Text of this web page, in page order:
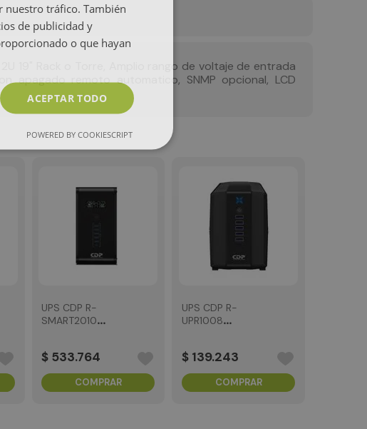
19" Rack o Torre, Amplio rango de voltaje de entrada
remoto automatico, SNMP opcional, LCD
UPS CDP R-
SMART2010
$ 533.764
COMPRAR
UPS CDP R-
UPR1008
$ 139.243
COMPRAR
nuestro tráfico. También
de publicidad y
o que hayan
ACEPTAR TODO
POWERED BY COOKIESCRIPT